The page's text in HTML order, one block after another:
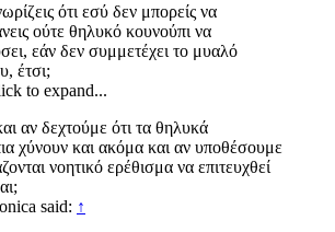
ότι εσύ δεν μπορείς να
ούτε θηλυκό κουνούπι να
εάν δεν συμμετέχει το μυαλό
έτσι;
to expand...
αν δεχτούμε ότι τα θηλυκά
χύνουν και ακόμα και αν υποθέσουμε
νοητικό ερέθισμα να επιτευχθεί
said: ↑